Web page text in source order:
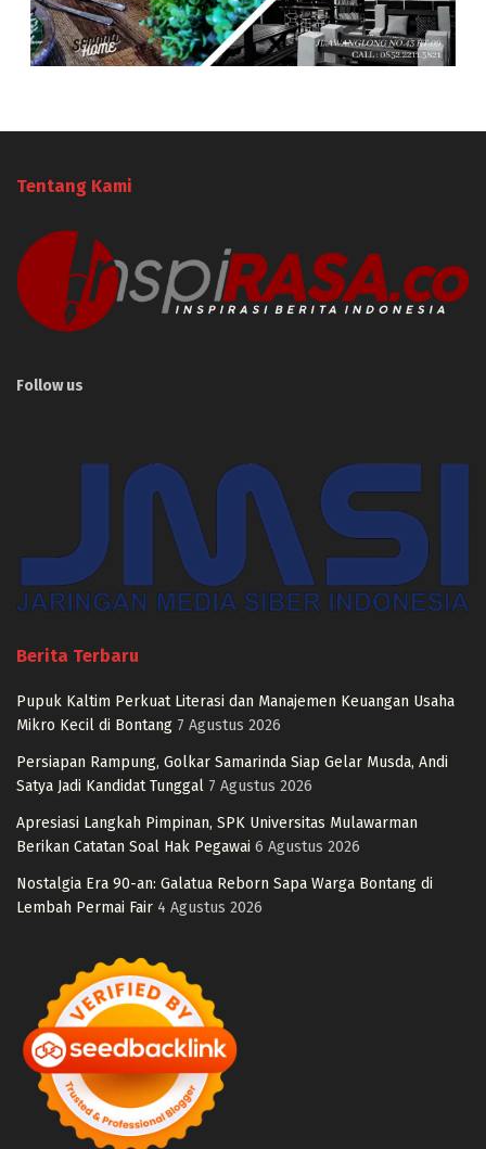
Tentang Kami
Follow us
Berita Terbaru
Pupuk Kaltim Perkuat Literasi dan Manajemen Keuangan Usaha
Mikro Kecil di Bontang 7 Agustus 2026
Persiapan Rampung, Golkar Samarinda Siap Gelar Musda, Andi
Satya Jadi Kandidat Tunggal 7 Agustus 2026
Apresiasi Langkah Pimpinan, SPK Universitas Mulawarman
Berikan Catatan Soal Hak Pegawai 6 Agustus 2026
Nostalgia Era 90-an: Galatua Reborn Sapa Warga Bontang di
Lembah Permai Fair 4 Agustus 2026